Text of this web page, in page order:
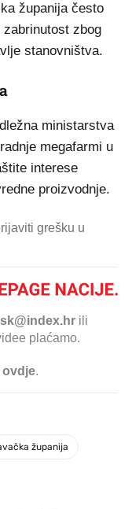
županija često
zbog
stanovništva.
ministarstva
megafarmi u
interese
proizvodnje.
grešku u
ili
plaćamo.
ovdje.
županija